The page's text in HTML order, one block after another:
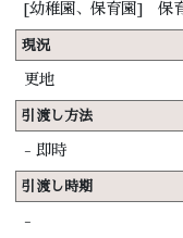
[幼稚園、保育園] 保
現況
更地
引渡し方法
- 即時
引渡し時期
-